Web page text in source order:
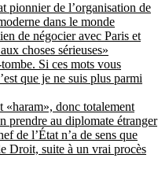
pionnier de l’organisation de
dans le monde
de négocier avec Paris et
choses sérieuses»
Si ces mots vous
que je ne suis plus parmi
«haram», donc totalement
prendre au diplomate étranger
de l’État n’a de sens que
Droit, suite à un vrai procès